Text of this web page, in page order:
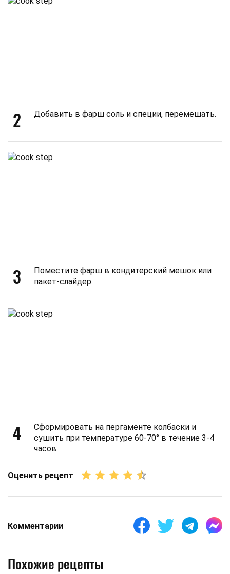
2 Добавить в фарш соль и специи, перемешать.
3
Поместите фарш в кондитерский мешок или
пакет-слайдер.
4
Сформировать на пергаменте колбаски и
сушить при температуре 60-70° в течение 3-4
часов.
Оценить рецепт
Комментарии
Похожие рецепты